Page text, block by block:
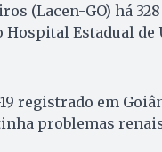
(Lacen-GO) há
Estadual de
registrado em
problemas